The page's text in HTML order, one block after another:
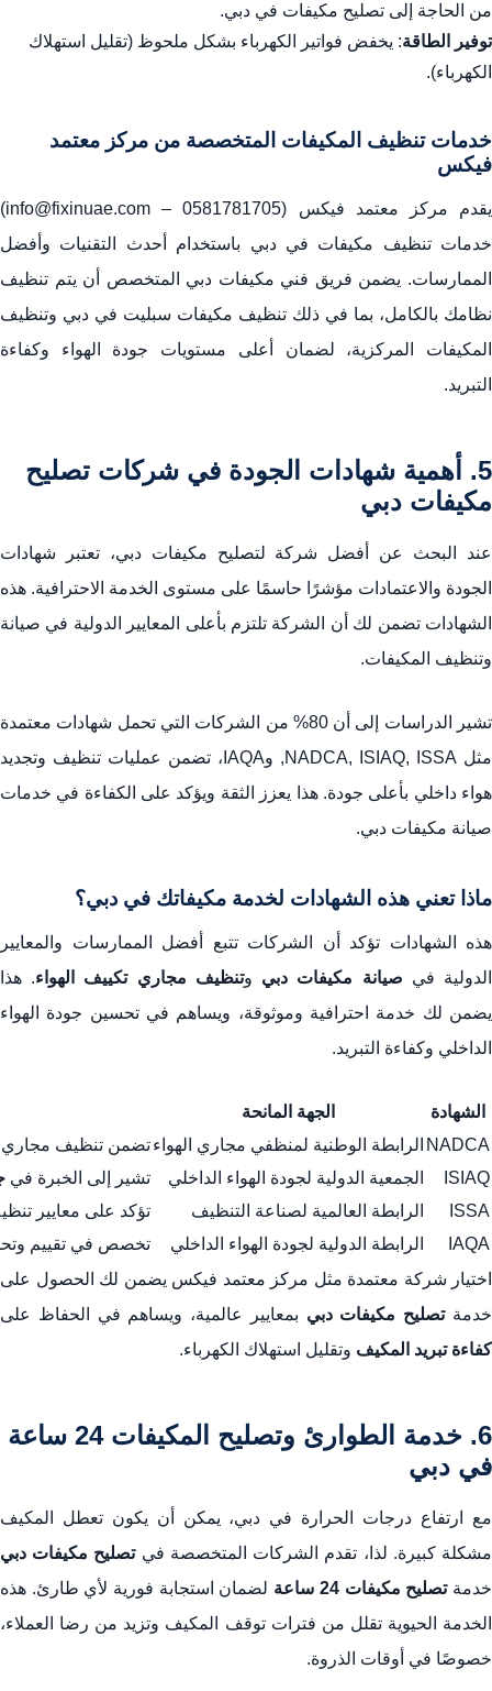
من الحاجة إلى تصليح مكيفات في دبي.
توفير الطاقة: يخفض فواتير الكهرباء بشكل ملحوظ (تقليل استهلاك
الكهرباء).
خدمات تنظيف المكيفات المتخصصة من مركز معتمد
فيكس
يقدم مركز معتمد فيكس (0581781705 – info@fixinuae.com)
خدمات تنظيف مكيفات في دبي باستخدام أحدث التقنيات وأفضل
الممارسات. يضمن فريق فني مكيفات دبي المتخصص أن يتم تنظيف
نظامك بالكامل، بما في ذلك تنظيف مكيفات سبليت في دبي وتنظيف
المكيفات المركزية، لضمان أعلى مستويات جودة الهواء وكفاءة
التبريد.
5. أهمية شهادات الجودة في شركات تصليح
مكيفات دبي
عند البحث عن أفضل شركة لتصليح مكيفات دبي، تعتبر شهادات
الجودة والاعتمادات مؤشرًا حاسمًا على مستوى الخدمة الاحترافية. هذه
الشهادات تضمن لك أن الشركة تلتزم بأعلى المعايير الدولية في صيانة
وتنظيف المكيفات.
تشير الدراسات إلى أن 80% من الشركات التي تحمل شهادات معتمدة
مثل NADCA, ISIAQ, ISSA, وIAQA، تضمن عمليات تنظيف وتجديد
هواء داخلي بأعلى جودة. هذا يعزز الثقة ويؤكد على الكفاءة في خدمات
صيانة مكيفات دبي.
ماذا تعني هذه الشهادات لخدمة مكيفاتك في دبي؟
هذه الشهادات تؤكد أن الشركات تتبع أفضل الممارسات والمعايير
الدولية في صيانة مكيفات دبي وتنظيف مجاري تكييف الهواء. هذا
يضمن لك خدمة احترافية وموثوقة، ويساهم في تحسين جودة الهواء
الداخلي وكفاءة التبريد.
الشهادة
الجهة المانحة
NADCA الرابطة الوطنية لمنظفي مجاري الهواءتضمن تنظيف مجاري
ISIAQ
الجمعية الدولية لجودة الهواء الداخلي تشير إلى الخبرة في
ISSA
الرابطة العالمية لصناعة التنظيف
تؤكد على معايير
IAQA
الرابطة الدولية لجودة الهواء الداخلي
تخصص في تقييم
اختيار شركة معتمدة مثل مركز معتمد فيكس يضمن لك الحصول على
خدمةتصليح مكيفات دبي بمعايير عالمية، ويساهم في الحفاظ على
كفاءة تبريد المكيف وتقليل استهلاك الكهرباء.
6. خدمة الطوارئ وتصليح المكيفات 24 ساعة
في دبي
مع ارتفاع درجات الحرارة في دبي، يمكن أن يكون تعطل المكيف
مشكلة كبيرة. لذا، تقدم الشركات المتخصصة فيتصليح مكيفات دبي
خدمةتصليح مكيفات 24 ساعة
لضمان استجابة فورية لأي طارئ. هذه
الخدمة الحيوية تقلل من فترات توقف المكيف وتزيد من رضا العملاء،
خصوصًا في أوقات الذروة.